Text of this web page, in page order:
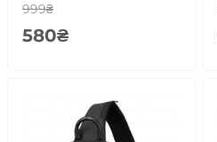
999₴
580₴